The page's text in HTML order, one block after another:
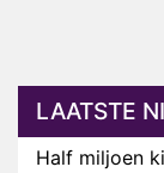
LAATSTE
Half miljoen